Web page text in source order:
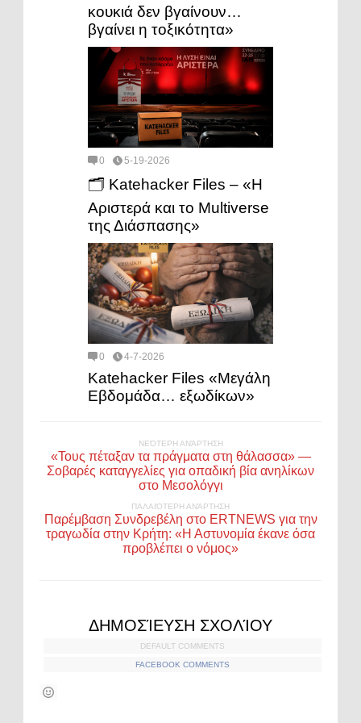
κουκιά δεν βγαίνουν…
βγαίνει η τοξικότητα»
0 5-19-2026
🗂️ Katehacker Files – «Η
Αριστερά και το Multiverse
της Διάσπασης»
0 4-7-2026
Katehacker Files «Μεγάλη
Εβδομάδα… εξωδίκων»
ΝΕΌΤΕΡΗ ΑΝΆΡΤΗΣΗ
«Τους πέταξαν τα πράγματα στη θάλασσα» —
Σοβαρές καταγγελίες για οπαδική βία ανηλίκων
στο Μεσολόγγι
ΠΑΛΑΙΌΤΕΡΗ ΑΝΆΡΤΗΣΗ
Παρέμβαση Συνδρεβέλη στο ERTNEWS για την
τραγωδία στην Κρήτη: «Η Αστυνομία έκανε όσα
προβλέπει ο νόμος»
ΔΗΜΟΣΊΕΥΣΗ ΣΧΟΛΊΟΥ
DEFAULT COMMENTS
FACEBOOK COMMENTS